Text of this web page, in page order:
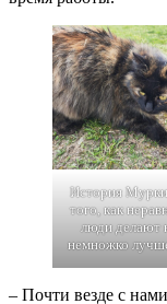
История
того, как
люди делают
немножко
– Почти везде с